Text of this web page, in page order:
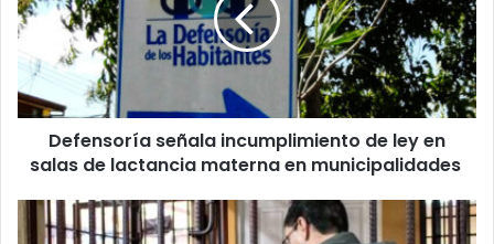
ley
salas
de
lactancia
materna
en
Defensoría señala incumplimiento de ley en
salas de lactancia materna en municipalidades
Seguridad
Penitenciaria